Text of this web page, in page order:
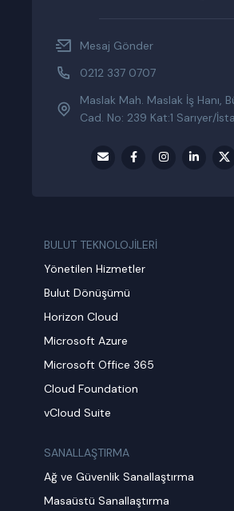
Mesaj Gönder
0212 337 0707
Maslak Mah. Maslak İş Hanı,
Cad. No: 239 Kat:1 Sarıyer/
BULUT TEKNOLOJİLERİ
Yönetilen Hizmetler
Bulut Dönüşümü
Horizon Cloud
Microsoft Azure
Microsoft Office 365
Cloud Foundation
vCloud Suite
SANALLAŞTIRMA
Ağ ve Güvenlik Sanallaştırma
Masaüstü Sanallaştırma